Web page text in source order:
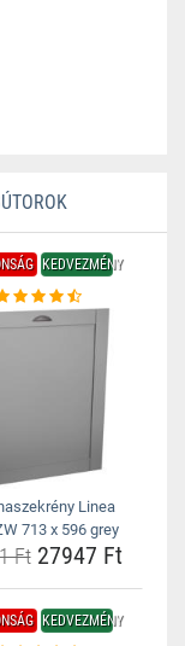
KEDVEZMÉNY
Linea
713 x 596 grey
Ft27947 Ft
KEDVEZMÉNY